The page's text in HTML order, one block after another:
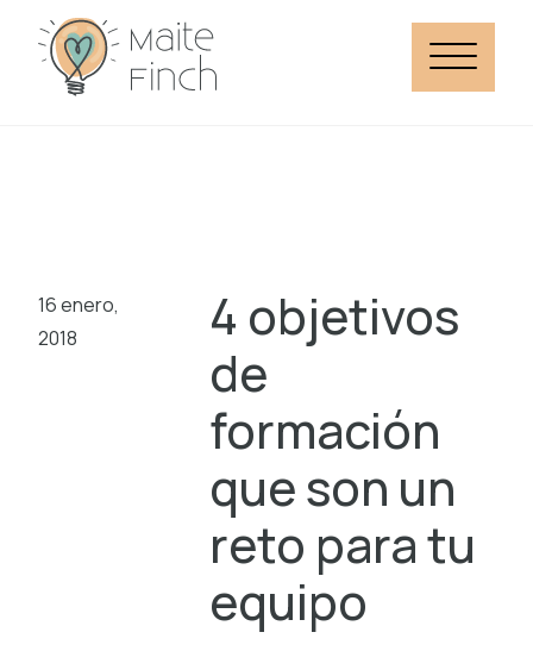
16 enero,
2018
4 objetivos
de
formación
que son un
reto para tu
equipo